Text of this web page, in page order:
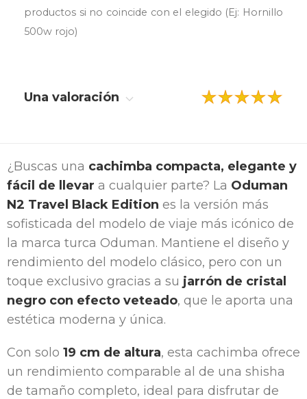
productos si no coincide con el elegido (Ej: Hornillo
500w rojo)
Una valoración
¿Buscas una cachimba compacta, elegante y
fácil de llevar a cualquier parte? La Oduman
N2 Travel Black Edition es la versión más
sofisticada del modelo de viaje más icónico de
la marca turca Oduman. Mantiene el diseño y
rendimiento del modelo clásico, pero con un
toque exclusivo gracias a su jarrón de cristal
negro con efecto veteado, que le aporta una
estética moderna y única.
Con solo 19 cm de altura, esta cachimba ofrece
un rendimiento comparable al de una shisha
de tamaño completo, ideal para disfrutar de